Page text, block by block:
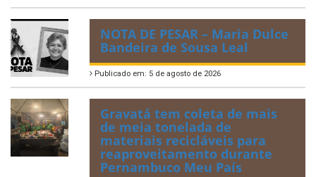
NOTA DE PESAR – Maria Dulce
Bandeira de Sousa Leal
Publicado em: 5 de agosto de 2026
Gravatá tem coleta de mais
de meia tonelada de
materiais recicláveis para
reaproveitamento durante
Pernambuco Meu País